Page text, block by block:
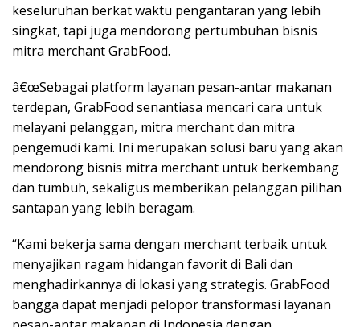
keseluruhan berkat waktu pengantaran yang lebih
singkat, tapi juga mendorong pertumbuhan bisnis
mitra merchant GrabFood.
â€œSebagai platform layanan pesan-antar makanan
terdepan, GrabFood senantiasa mencari cara untuk
melayani pelanggan, mitra merchant dan mitra
pengemudi kami. Ini merupakan solusi baru yang akan
mendorong bisnis mitra merchant untuk berkembang
dan tumbuh, sekaligus memberikan pelanggan pilihan
santapan yang lebih beragam.
“Kami bekerja sama dengan merchant terbaik untuk
menyajikan ragam hidangan favorit di Bali dan
menghadirkannya di lokasi yang strategis. GrabFood
bangga dapat menjadi pelopor transformasi layanan